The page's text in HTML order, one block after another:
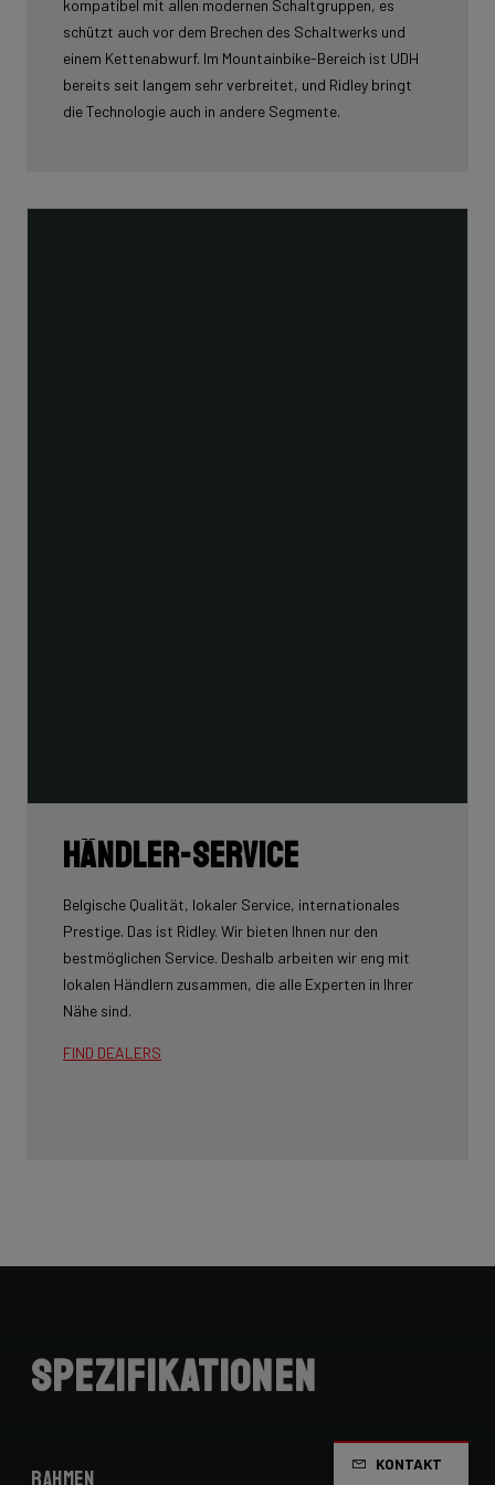
kompatibel mit allen modernen Schaltgruppen, es
schützt auch vor dem Brechen des Schaltwerks und
einem Kettenabwurf. Im Mountainbike-Bereich ist UDH
bereits seit langem sehr verbreitet, und Ridley bringt
die Technologie auch in andere Segmente.
Händler-Service
Belgische Qualität, lokaler Service, internationales
Prestige. Das ist Ridley. Wir bieten Ihnen nur den
bestmöglichen Service. Deshalb arbeiten wir eng mit
lokalen Händlern zusammen, die alle Experten in Ihrer
Nähe sind.
FIND DEALERS
Spezifikationen
Rahmen
KONTAKT